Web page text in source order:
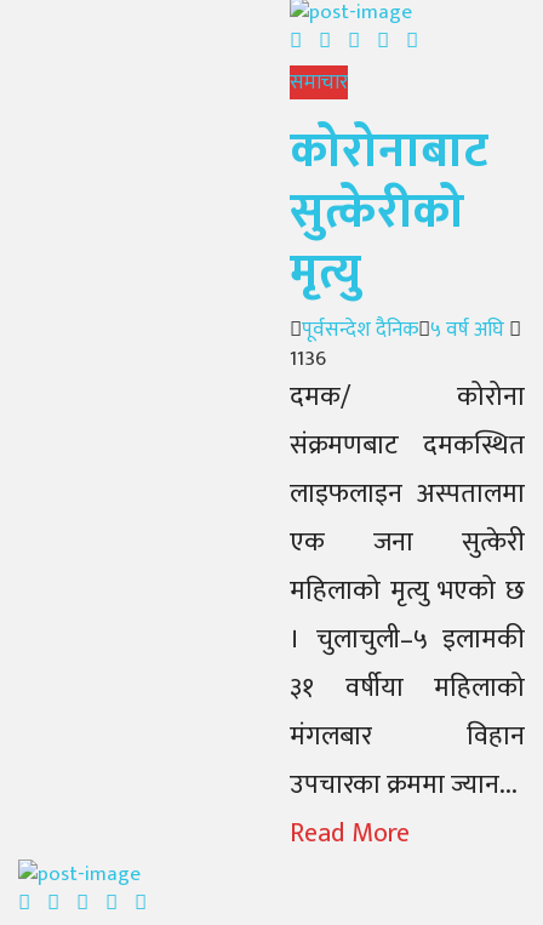
समाचार
कोरोनाबाट
सुत्केरीको
मृत्यु
Author
पूर्वसन्देश दैनिक Posted
५ वर्ष अघि
1136
दमक/ कोरोना
संक्रमणबाट दमकस्थित
लाइफलाइन अस्पतालमा
एक जना सुत्केरी
महिलाको मृत्यु भएको छ
। चुलाचुली–५ इलामकी
३१ वर्षीया महिलाको
मंगलबार विहान
उपचारका क्रममा ज्यान...
Read More